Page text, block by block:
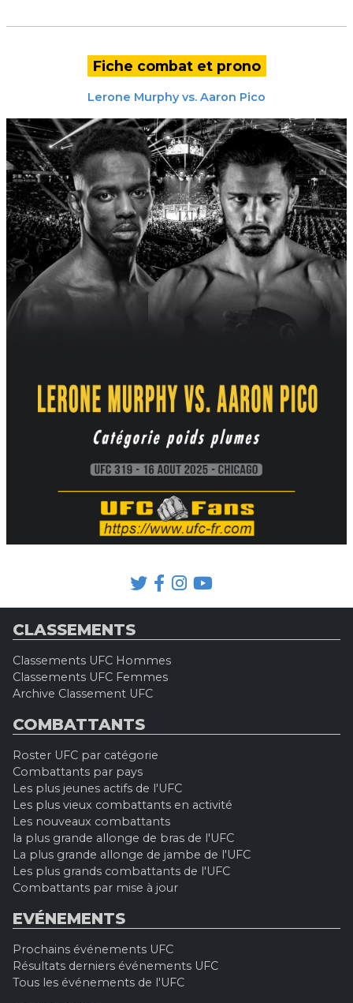
Fiche combat et prono
Lerone Murphy vs. Aaron Pico
CLASSEMENTS
Classements UFC Hommes
Classements UFC Femmes
Archive Classement UFC
COMBATTANTS
Roster UFC par catégorie
Combattants par pays
Les plus jeunes actifs de l'UFC
Les plus vieux combattants en activité
Les nouveaux combattants
la plus grande allonge de bras de l'UFC
La plus grande allonge de jambe de l'UFC
Les plus grands combattants de l'UFC
Combattants par mise à jour
EVÉNEMENTS
Prochains événements UFC
Résultats derniers événements UFC
Tous les événements de l'UFC